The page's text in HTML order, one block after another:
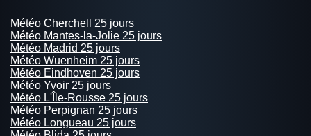
Météo Cherchell 25 jours
Météo Mantes-la-Jolie 25 jours
Météo Madrid 25 jours
Météo Wuenheim 25 jours
Météo Eindhoven 25 jours
Météo Yvoir 25 jours
Météo L'Île-Rousse 25 jours
Météo Perpignan 25 jours
Météo Longueau 25 jours